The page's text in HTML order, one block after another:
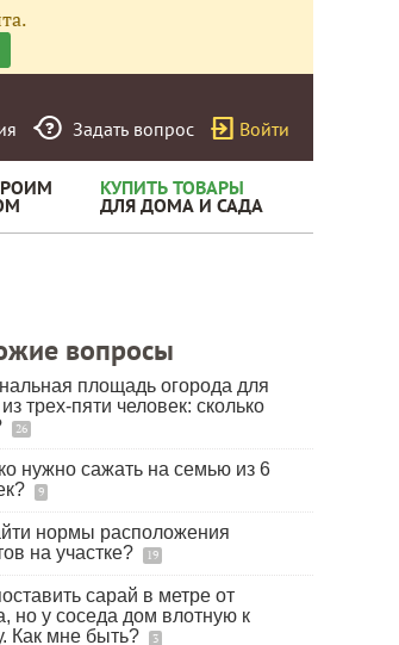
Задать вопрос Войти
КУПИТЬ ТОВАРЫ
ДЛЯ ДОМА И САДА
вопросы
площадь огорода для
трех-пяти человек: сколько
26
нужно сажать на семью из 6
9
нормы расположения
на участке?
19
сарай в метре от
но у соседа дом влотную к
Как мне быть?
3